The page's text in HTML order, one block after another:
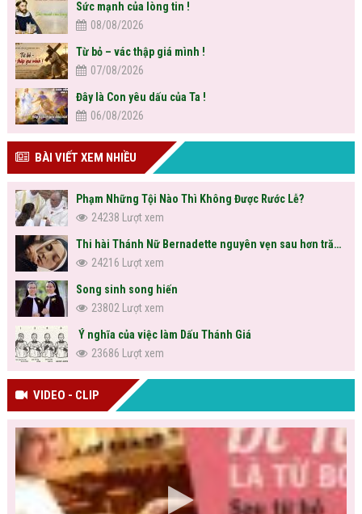
Sức mạnh của lòng tin !
08/08/2026
Từ bỏ – vác thập giá mình !
07/08/2026
Đây là Con yêu dấu của Ta !
06/08/2026
BÀI VIẾT XEM NHIỀU
Phạm Những Tội Nào Thì Không Được Rước Lễ?
24238 Lượt xem
Thi hài Thánh Nữ Bernadette nguyên vẹn sau hơn trăm năm
24216 Lượt xem
Song sinh song hiến
23802 Lượt xem
Ý nghĩa của việc làm Dấu Thánh Giá
23686 Lượt xem
VIDEO - CLIP